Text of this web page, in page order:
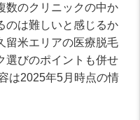
数のクリニックの中か
のは難しいと感じるか
留米エリアの医療脱毛
選びのポイントも併せ
は2025年5月時点の情